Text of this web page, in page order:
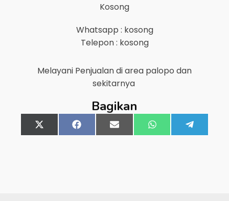
Kosong
Whatsapp : kosong
Telepon : kosong
Melayani Penjualan di area palopo dan
sekitarnya
Bagikan
Share
on
X
(Twitter)
Share
on
FacebookShare
on
Email Share
on
WhatsApp
on